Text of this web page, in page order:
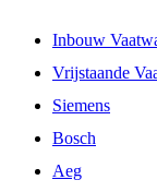
Inbouw
Vrijstaande
Siemens
Bosch
Aeg